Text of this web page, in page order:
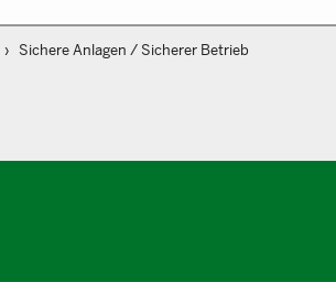
Sichere Anlagen / Sicherer Betrieb